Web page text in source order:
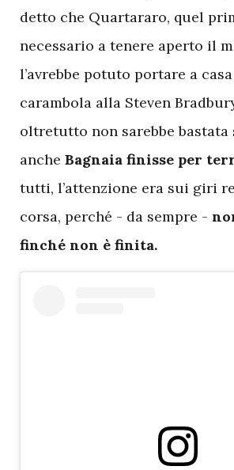
detto che Quartararo, quel
necessario a tenere aperto il
l’avrebbe potuto portare a
carambola alla Steven
oltretutto non sarebbe bastata
anche Bagnaia finisse per
tutti, l’attenzione era sui giri
corsa, perché - da sempre -
finché non è finita.